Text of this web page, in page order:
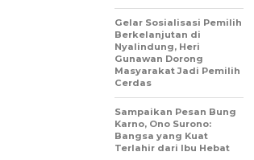
Gelar Sosialisasi Pemilih
Berkelanjutan di
Nyalindung, Heri
Gunawan Dorong
Masyarakat Jadi Pemilih
Cerdas
Sampaikan Pesan Bung
Karno, Ono Surono:
Bangsa yang Kuat
Terlahir dari Ibu Hebat